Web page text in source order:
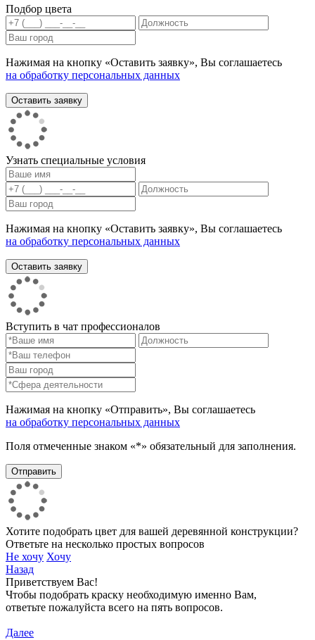
Подбор цвета
Нажимая на кнопку «Оставить заявку», Вы соглашаетесь
на обработку персональных данных
Узнать специальные условия
Нажимая на кнопку «Оставить заявку», Вы соглашаетесь
на обработку персональных данных
Вступить в чат профессионалов
Нажимая на кнопку «Отправить», Вы соглашаетесь
на обработку персональных данных
Поля отмеченные знаком «*» обязательный для заполнения.
Хотите подобрать цвет для вашей деревянной конструкции?
Ответьте на несколько простых вопросов
Не хочу Хочу
Назад
Приветствуем Вас!
Чтобы подобрать краску необходимую именно Вам,
ответьте пожалуйста всего на пять вопросов.
Далее